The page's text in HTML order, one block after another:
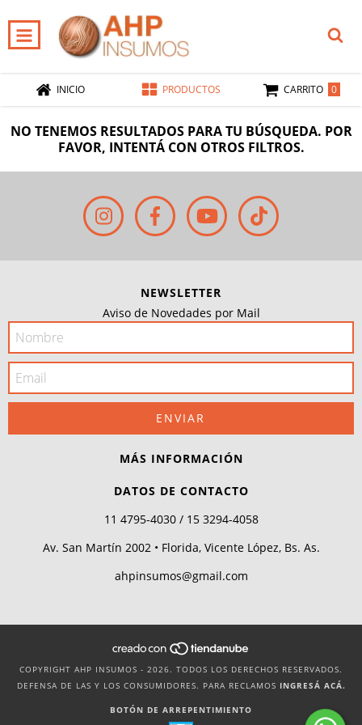
INICIO PRODUCTOS CARRITO 0
NO TENEMOS RESULTADOS PARA TU BÚSQUEDA. POR
FAVOR, INTENTÁ CON OTROS FILTROS.
NEWSLETTER
Aviso de Novedades por Mail
MÁS INFORMACIÓN
DATOS DE CONTACTO
11 4795-4030 / 15 3294-4058
Av. San Martín 2002 • Florida, Vicente López, Bs. As.
ahpinsumos@gmail.com
COPYRIGHT AHP INSUMOS - 2026. TODOS LOS DERECHOS RESERVADOS.
DEFENSA DE LAS Y LOS CONSUMIDORES. PARA RECLAMOS INGRESÁ ACÁ.
BOTÓN DE ARREPENTIMIENTO